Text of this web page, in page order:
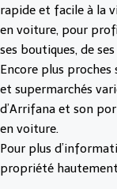
rapide et facile à la
en voiture, pour
ses boutiques, de
Encore plus
et supermarchés
d’Arrifana et son
en voiture.
Pour plus
propriété